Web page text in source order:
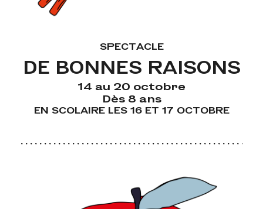
SPECTACLE
DE BONNES RAISONS
14 au 20 octobre
Dès 8 ans
EN SCOLAIRE LES 16 ET 17 OCTOBRE